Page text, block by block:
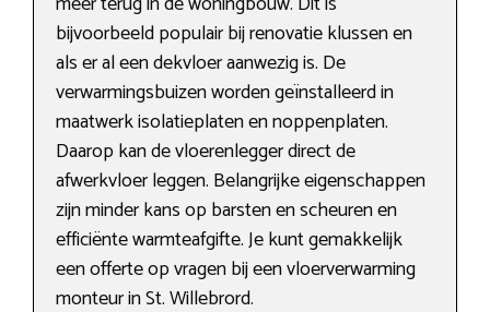
bijvoorbeeld populair bij renovatie klussen en
als er al een dekvloer aanwezig is. De
verwarmingsbuizen worden geïnstalleerd in
maatwerk isolatieplaten en noppenplaten.
Daarop kan de vloerenlegger direct de
afwerkvloer leggen. Belangrijke eigenschappen
zijn minder kans op barsten en scheuren en
efficiënte warmteafgifte. Je kunt gemakkelijk
een offerte op vragen bij een vloerverwarming
monteur in St. Willebrord.